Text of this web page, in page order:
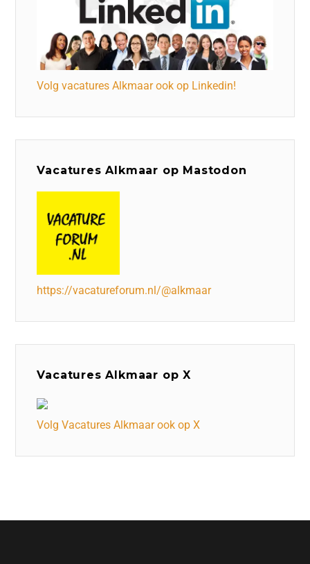
Volg vacatures Alkmaar ook op Linkedin!
Vacatures Alkmaar op Mastodon
https://vacatureforum.nl/@alkmaar
Vacatures Alkmaar op X
Volg Vacatures Alkmaar ook op X